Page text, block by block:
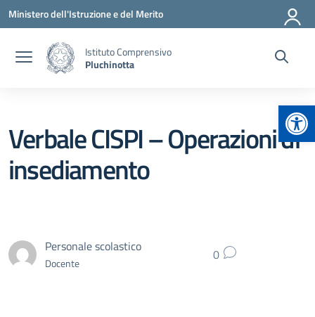
Vai ai contenuti
Vai al menu di navigazione
Vai al footer
Ministero dell'Istruzione e del Merito
Istituto Comprensivo
Pluchinotta
Verbale CISPI – Operazioni di
insediamento
Personale scolastico
Docente 0